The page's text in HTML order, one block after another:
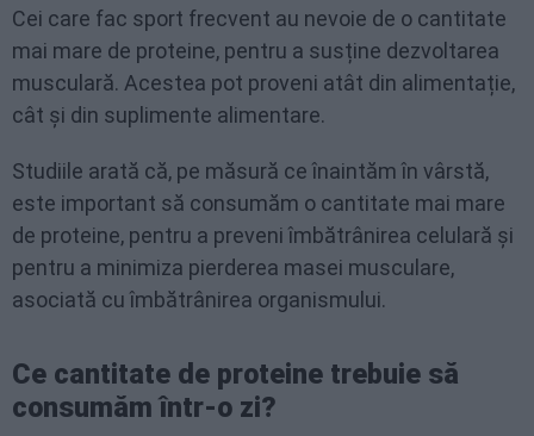
Cei care fac sport frecvent au nevoie de o cantitate
mai mare de proteine, pentru a susține dezvoltarea
musculară. Acestea pot proveni atât din alimentație,
cât și din suplimente alimentare.
Studiile arată că, pe măsură ce înaintăm în vârstă,
este important să consumăm o cantitate mai mare
de proteine, pentru a preveni îmbătrânirea celulară și
pentru a minimiza pierderea masei musculare,
asociată cu îmbătrânirea organismului.
Ce cantitate de proteine trebuie să
consumăm într-o zi?